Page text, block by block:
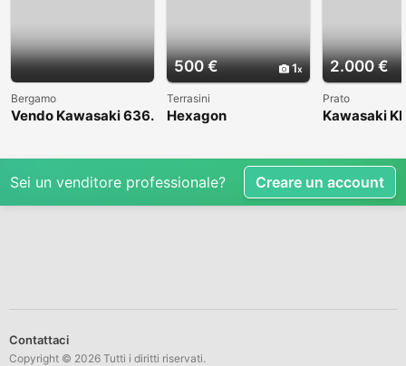
Bergamo
Vendo Kawasaki 636.
500 € 1
Terrasini
Hexagon
2.000 €
Prato
Kawasaki
Sei un venditore professionale? Creare un account
Contattaci
Copyright © 2026 Tutti i diritti riservati.